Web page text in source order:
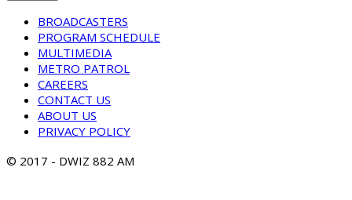
BROADCASTERS
PROGRAM SCHEDULE
MULTIMEDIA
METRO PATROL
CAREERS
CONTACT US
ABOUT US
PRIVACY POLICY
© 2017 - DWIZ 882 AM